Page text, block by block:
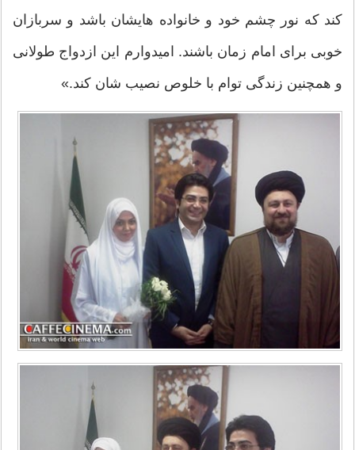
كند كه نور چشم خود و خانواده هایشان باشد و سربازان
خوبی برای امام زمان باشند. امیدوارم این ازدواج طولانی
و همچنین زندگی توام با خلوص نصیب شان كند.»